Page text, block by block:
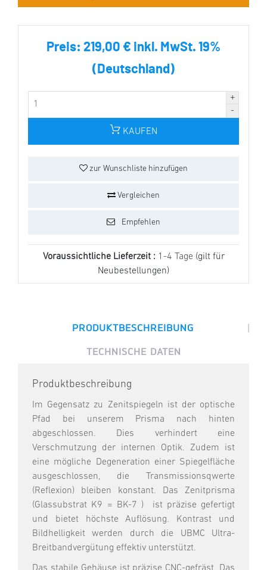
Preis: 219,00 € inkl. MwSt. 19%
(Deutschland)
KAUFEN
zur Wunschliste hinzufügen
Vergleichen
Empfehlen
Voraussichtliche Lieferzeit : 1-4 Tage (gilt für
Neubestellungen)
PRODUKTBESCHREIBUNG |
TECHNISCHE DATEN
Produktbeschreibung
Im Gegensatz zu Zenitspiegeln ist der optische
Pfad bei unserem Prisma nach hinten
abgeschlossen. Dies verhindert eine
Verschmutzung der internen Optik. Zudem ist
eine mögliche Degeneration einer Spiegelfläche
ausgeschlossen, die Transmissionsqwerte
(Reflexion) bleiben konstant. Das Zenitprisma
(Glassubstrat K9 = BK-7 ) ist präzise gefertigt
und bietet höchste Auflösung. Kontrast und
Bildhelligkeit werden durch die UBMC Ultra-
Breitbandvergütung effektiv unterstützt.